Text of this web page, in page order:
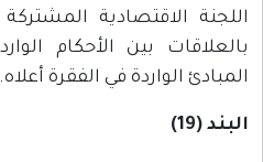
اللجنة الاقتصادية
بالعلاقات بين الأحكام
المبادئ الواردة في الفقرة أعلاه.
البند (19)